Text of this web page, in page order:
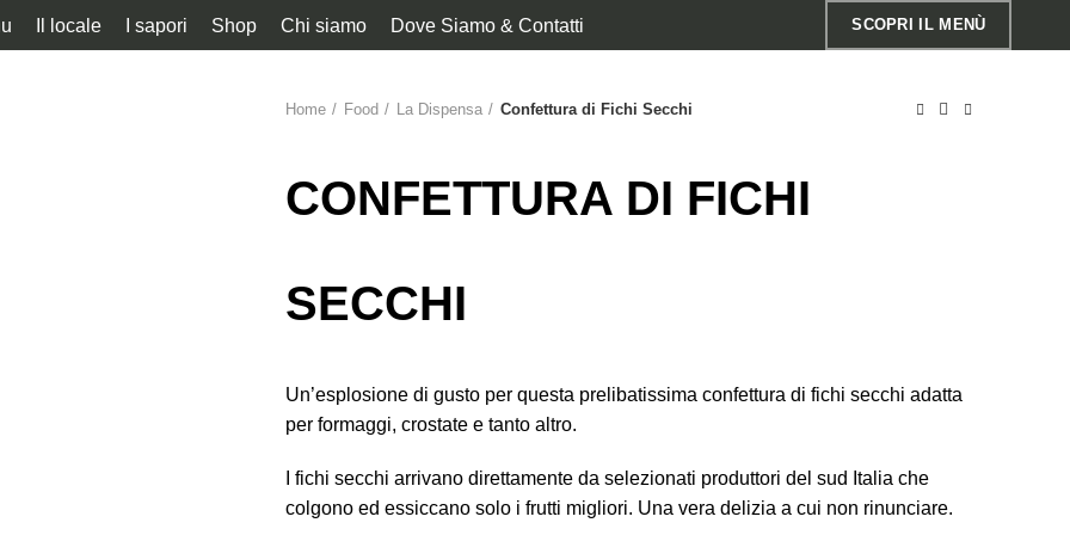
Il locale I sapori Shop Chi siamo Dove Siamo & Contatti SCOPRI IL MENÙ
Home
Food La Dispensa Confettura di Fichi Secchi
CONFETTURA DI FICHI
SECCHI
Un’esplosione di gusto per questa prelibatissima confettura di fichi secchi adatta
per formaggi, crostate e tanto altro.
I fichi secchi arrivano direttamente da selezionati produttori del sud Italia che
colgono ed essiccano solo i frutti migliori. Una vera delizia a cui non rinunciare.